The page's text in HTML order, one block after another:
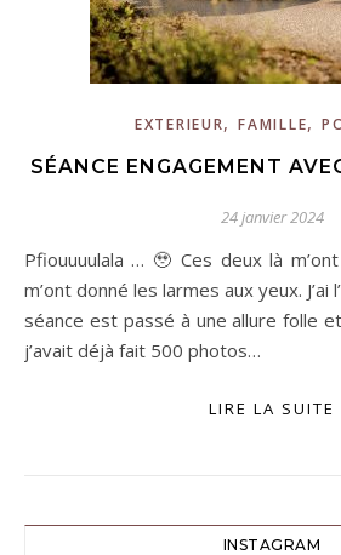
EXTERIEUR,FAMILLE,
SÉANCE ENGAGEMENT
24 janvier 2024
Pfiouuuulala … 🥹 Ces deux là m’ont autant fait rire qu’ils
m’ont donné les larmes aux yeux.
séance est passé à une allure folle
j’avait déjà fait 500 photos…
LIRE LA SUITE
INSTAGRAM